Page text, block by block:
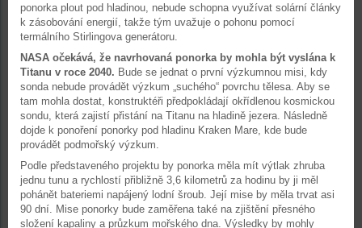
ponorka plout pod hladinou, nebude schopna využívat solární články
k zásobování energií, takže tým uvažuje o pohonu pomocí
termálního Stirlingova generátoru.
NASA očekává, že navrhovaná ponorka by mohla být vyslána k
Titanu v roce 2040. Bude se jednat o první výzkumnou misi, kdy
sonda nebude provádět výzkum „suchého“ povrchu tělesa. Aby se
tam mohla dostat, konstruktéři předpokládají okřídlenou kosmickou
sondu, která zajistí přistání na Titanu na hladině jezera. Následně
dojde k ponoření ponorky pod hladinu Kraken Mare, kde bude
provádět podmořský výzkum.
Podle představeného projektu by ponorka měla mít výtlak zhruba
jednu tunu a rychlostí přibližně 3,6 kilometrů za hodinu by ji měl
pohánět bateriemi napájený lodní šroub. Její mise by měla trvat asi
90 dní. Mise ponorky bude zaměřena také na zjištění přesného
složení kapaliny a průzkum mořského dna. Výsledky by mohly